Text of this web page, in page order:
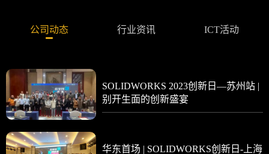
公司动态 行业资讯 ICT活动
SOLIDWORKS 2023创新日—苏州站 |
别开生面的创新盛宴
华东首场 | SOLIDWORKS创新日-上海